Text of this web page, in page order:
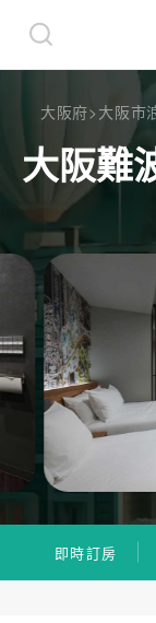
大阪府>大阪市
大阪難
即時訂房